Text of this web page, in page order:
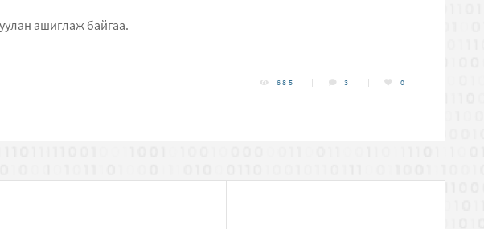
ашиглаж байгаа.
685 3 0